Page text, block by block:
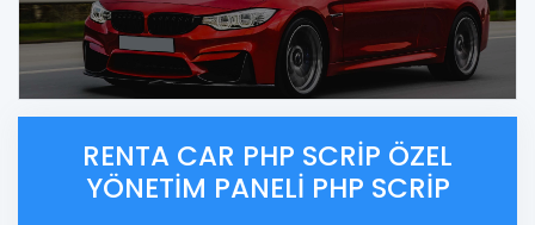
RENTA CAR PHP SCRIP ÖZEL
YÖNETIM PANELI PHP SCRIP